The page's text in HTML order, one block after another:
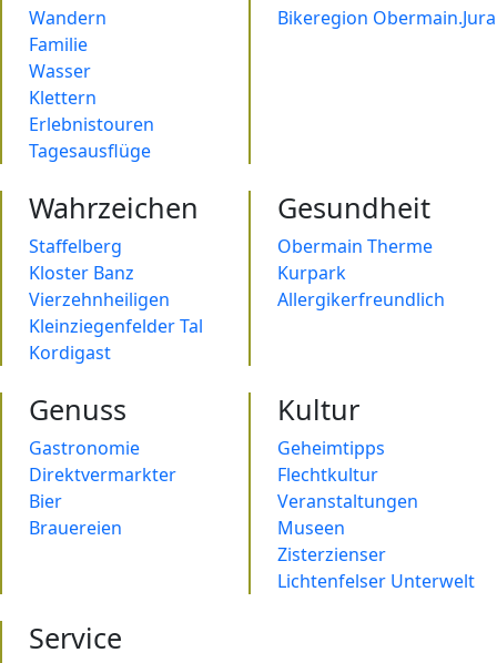
Wandern
Familie
Wasser
Klettern
Erlebnistouren
Tagesausflüge
Bikeregion Obermain.Jura
Wahrzeichen
Staffelberg
Kloster Banz
Vierzehnheiligen
Kleinziegenfelder Tal
Kordigast
Gesundheit
Obermain Therme
Kurpark
Allergikerfreundlich
Genuss
Gastronomie
Direktvermarkter
Bier
Brauereien
Kultur
Geheimtipps
Flechtkultur
Veranstaltungen
Museen
Zisterzienser
Lichtenfelser Unterwelt
Service